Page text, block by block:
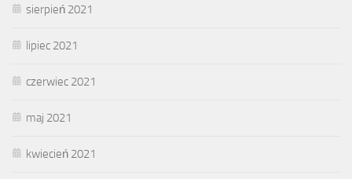
sierpień 2021
lipiec 2021
czerwiec 2021
maj 2021
kwiecień 2021